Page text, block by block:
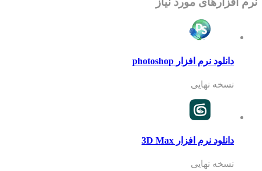
دانلود نرم افزار photoshop
نسخه نهایی
دانلود نرم افزار 3D Max
نسخه نهایی